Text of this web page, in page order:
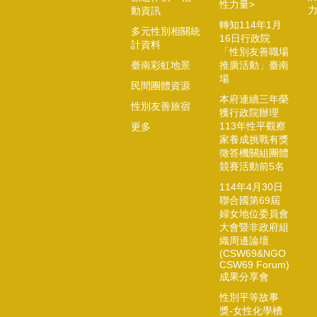
動資訊
多元性別相關統
計資料
臺南彩虹地景
民間團體資源
性別友善旅宿
更多
性力量>
轉知114年1月
16日行政院
「性別友善職場
推廣活動」臺南
場
本府連續三年榮
獲行政院辦理
113年性平觀察
家養成挑戰有獎
徵答機關組團體
競賽活動前5名
114年4月30日
聯合國第69屆
婦女地位委員會
大會暨非政府組
織周邊論壇
(CSW69&NGO
CSW69 Forum)
成果分享會
性別平等故事
獎-女性化學槽